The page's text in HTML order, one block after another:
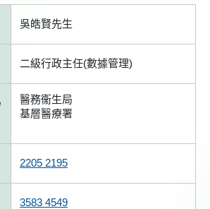
吳皓賢先生
二級行政主任(數據管理)
醫務衞生局
基層醫療署
2205 2195
3583 4549